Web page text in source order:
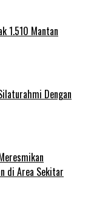
1.510 Mantan
Dengan
di Area Sekitar